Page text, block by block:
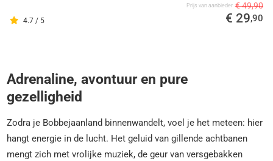
4.7 / 5
Prijs van aanbieder € 49,90
€ 29,90
Adrenaline, avontuur en pure
gezelligheid
Zodra je Bobbejaanland binnenwandelt, voel je het meteen: hier
hangt energie in de lucht. Het geluid van gillende achtbanen
mengt zich met vrolijke muziek, de geur van versgebakken